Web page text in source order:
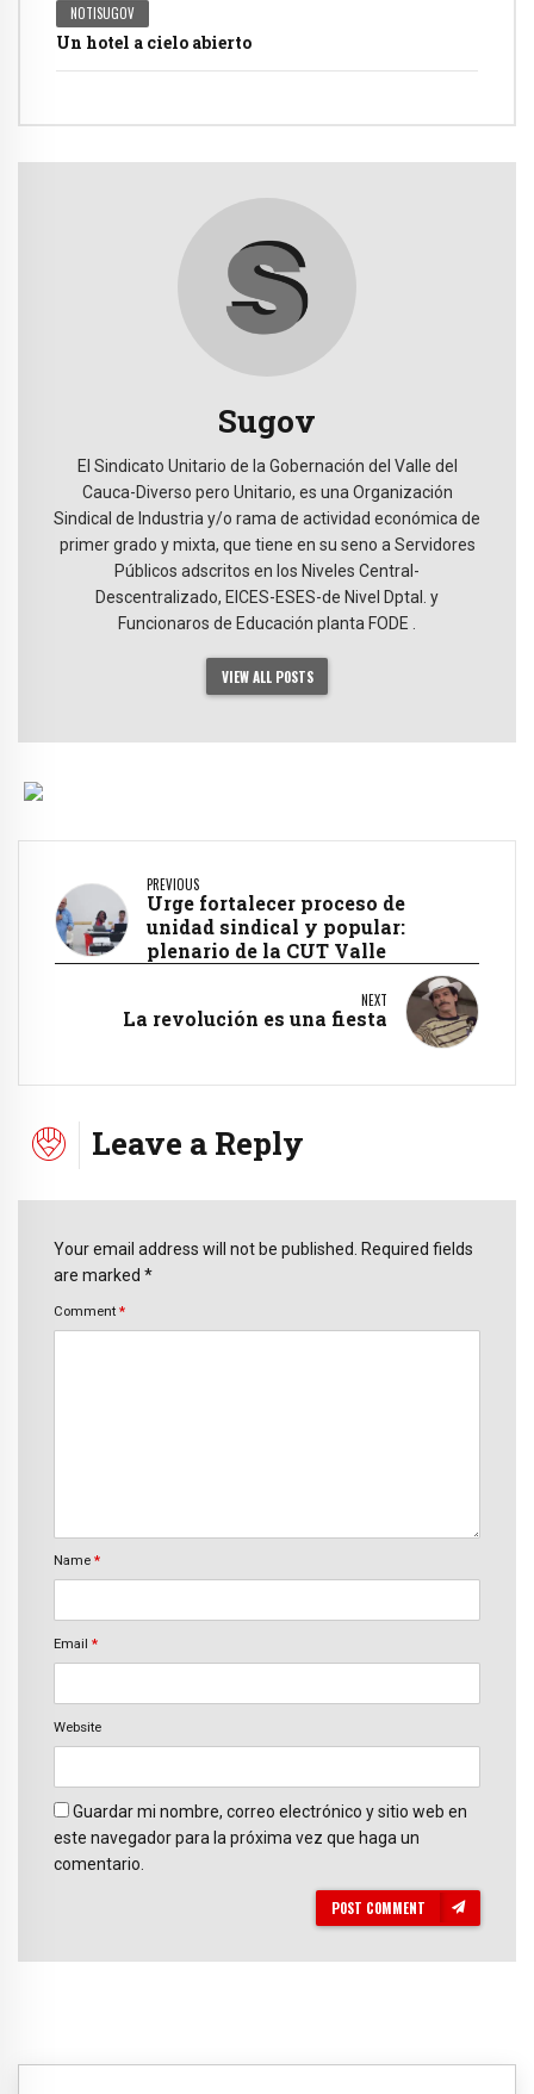
NOTISUGOV
Un hotel a cielo abierto
Sugov
El Sindicato Unitario de la Gobernación del Valle del
Cauca-Diverso pero Unitario, es una Organización
Sindical de Industria y/o rama de actividad económica de
primer grado y mixta, que tiene en su seno a Servidores
Públicos adscritos en los Niveles Central-
Descentralizado, EICES-ESES-de Nivel Dptal. y
Funcionaros de Educación planta FODE .
VIEW ALL POSTS
PREVIOUS
Urge fortalecer proceso de
unidad sindical y popular:
plenario de la CUT Valle
NEXT
La revolución es una fiesta
Leave a Reply
Your email address will not be published. Required fields
are marked *
Comment *
Name *
Email *
Website
Guardar mi nombre, correo electrónico y sitio web en
este navegador para la próxima vez que haga un
comentario.
POST COMMENT